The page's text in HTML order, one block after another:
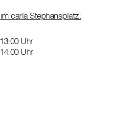
carla Stephansplatz:
Uhr
Uhr